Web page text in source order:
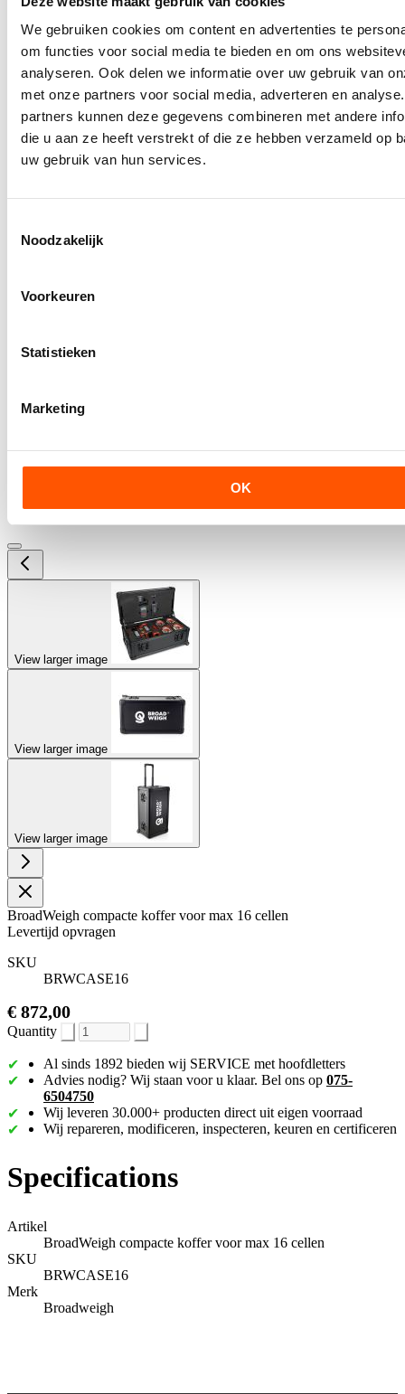
We gebruiken cookies om content en advertenties te
om functies voor social media te bieden en om ons
analyseren. Ook delen we informatie over uw gebruik van
met onze partners voor social media, adverteren en
partners kunnen deze gegevens combineren met andere
die u aan ze heeft verstrekt of die ze hebben verzameld op
uw gebruik van hun services.
Noodzakelijk
Voorkeuren
Statistieken
Marketing
OK
View larger image
View larger image
View larger image
BroadWeigh compacte koffer voor max 16 cellen
Levertijd opvragen
SKU
BRWCASE16
€ 872,00
Quantity
Al sinds 1892 bieden wij SERVICE met hoofdletters
Advies nodig? Wij staan voor u klaar. Bel ons op 075-
6504750
Wij leveren 30.000+ producten direct uit eigen voorraad
Wij repareren, modificeren, inspecteren, keuren en certificeren
Specifications
Artikel
BroadWeigh compacte koffer voor max 16 cellen
SKU
BRWCASE16
Merk
Broadweigh